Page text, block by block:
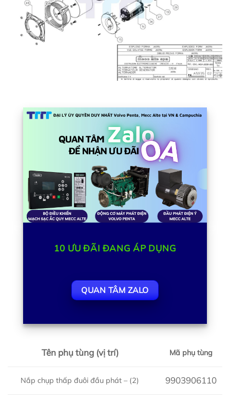
10 ƯU ĐÃI ĐANG ÁP DỤNG
QUAN TÂM ZALO
Tên phụ tùng (vị trí) Mã phụ tùng
Nắp chụp thấp đuôi đầu phát – (2) 9903906110